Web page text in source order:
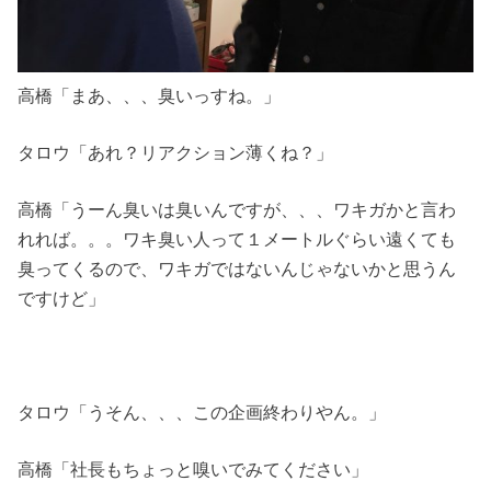
高橋「まあ、、、臭いっすね。」
タロウ「あれ？リアクション薄くね？」
高橋「うーん臭いは臭いんですが、、、ワキガかと言わ
れれば。。。ワキ臭い人って１メートルぐらい遠くても
臭ってくるので、ワキガではないんじゃないかと思うん
ですけど」
タロウ「うそん、、、この企画終わりやん。」
高橋「社長もちょっと嗅いでみてください」